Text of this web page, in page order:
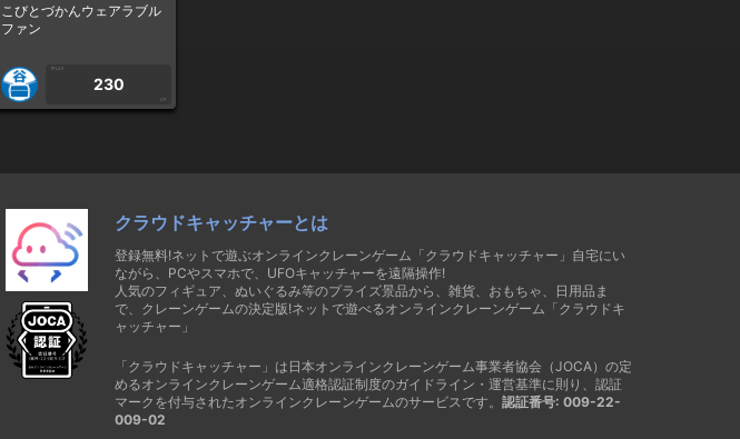
こびとづかんウェアラブル
ファン
1PLAY
230
CP
クラウドキャッチャーとは
登録無料!ネットで遊ぶオンラインクレーンゲーム「クラウドキャッチャー」自宅にい
ながら、PCやスマホで、UFOキャッチャーを遠隔操作!
人気のフィギュア、ぬいぐるみ等のプライズ景品から、雑貨、おもちゃ、日用品ま
で、クレーンゲームの決定版!ネットで遊べるオンラインクレーンゲーム「クラウドキ
ャッチャー」
「クラウドキャッチャー」は日本オンラインクレーンゲーム事業者協会（JOCA）の定
めるオンラインクレーンゲーム適格認証制度のガイドライン・運営基準に則り、認証
マークを付与されたオンラインクレーンゲームのサービスです。 認証番号: 009-22-
009-02